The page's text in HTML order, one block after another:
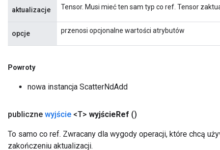
aktualizacje Tensor. Musi mieć ten sam typ co ref. Tensor
opcje przenosi opcjonalne wartości atrybutów
Powroty
nowa instancja ScatterNdAdd
publiczne wyjście <T> wyjścieRef ()
To samo co ref. Zwracany dla wygody operacji, które chcą
zakończeniu aktualizacji.